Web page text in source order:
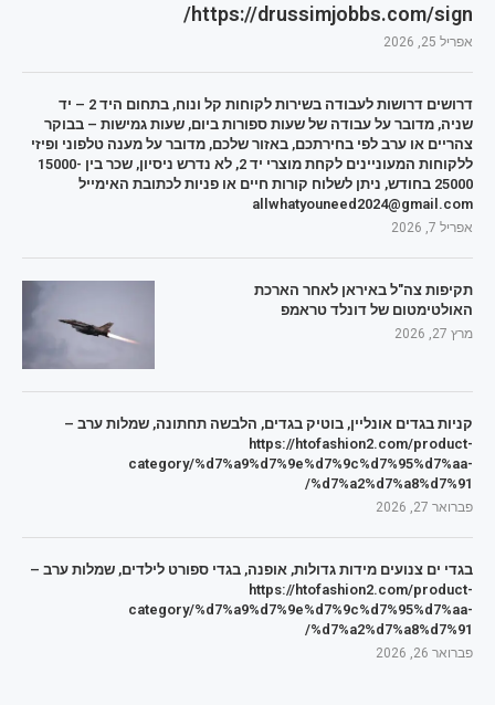
https://drussimjobbs.com/sign/
אפריל 25, 2026
דרושים דרושות לעבודה בשירות לקוחות קל ונוח, בתחום היד 2 – יד
שניה, מדובר על עבודה של שעות ספורות ביום, שעות גמישות – בבוקר
צהריים או ערב לפי בחירתכם, באזור שלכם, מדובר על מענה טלפוני ופיזי
ללקוחות המעוניינים לקחת מוצרי יד 2, לא נדרש ניסיון, שכר בין 15000-
25000 בחודש, ניתן לשלוח קורות חיים או פניות לכתובת האימייל
allwhatyouneed2024@gmail.com
אפריל 7, 2026
תקיפות צה"ל באיראן לאחר הארכת
האולטימטום של דונלד טראמפ
מרץ 27, 2026
קניות בגדים אונליין, בוטיק בגדים, הלבשה תחתונה, שמלות ערב –
https://htofashion2.com/product-
category/%d7%a9%d7%9e%d7%9c%d7%95%d7%aa-
%d7%a2%d7%a8%d7%91/
פברואר 27, 2026
בגדי ים צנועים מידות גדולות, אופנה, בגדי ספורט לילדים, שמלות ערב –
https://htofashion2.com/product-
category/%d7%a9%d7%9e%d7%9c%d7%95%d7%aa-
%d7%a2%d7%a8%d7%91/
פברואר 26, 2026